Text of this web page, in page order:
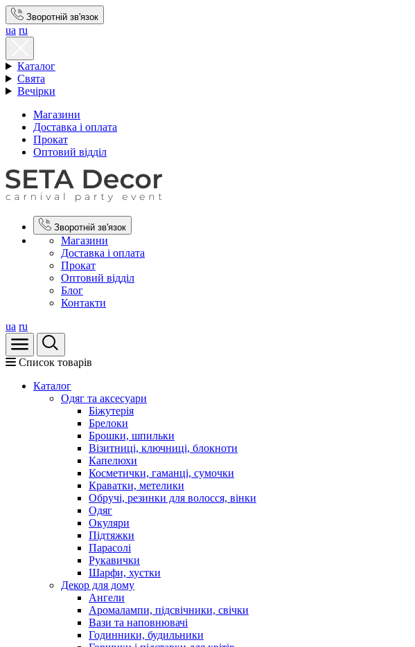
Зворотній зв'язок
ua ru
Каталог
Свята
Вечірки
Магазини
Доставка і оплата
Прокат
Оптовий відділ
Зворотній зв'язок
Магазини
Доставка і оплата
Прокат
Оптовий відділ
Блог
Контакти
ua ru
Список товарів
Каталог
Oдяг та аксесуари
Біжутерія
Брелоки
Брошки, шпильки
Візитниці, ключниці, блокноти
Капелюхи
Косметички, гаманці, сумочки
Краватки, метелики
Обручі, резинки для волосся, вінки
Одяг
Окуляри
Підтяжки
Парасолі
Рукавички
Шарфи, хустки
Декор для дому
Ангели
Аромалампи, підсвічники, свічки
Вази та наповнювачі
Годинники, будильники